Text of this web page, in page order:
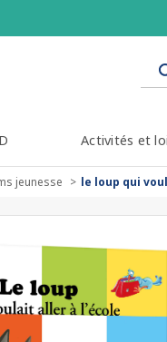
Activités et
jeunesse le loup qui